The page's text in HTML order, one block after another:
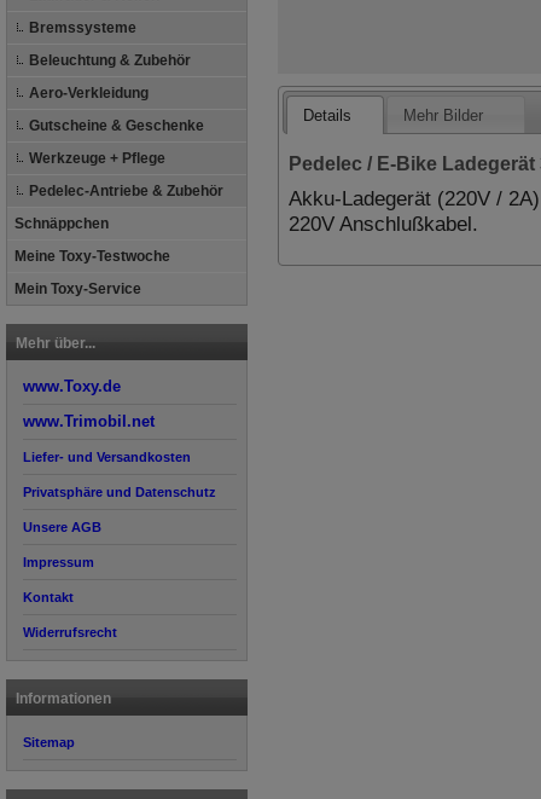
Bremssysteme
Beleuchtung & Zubehör
Aero-Verkleidung
Gutscheine & Geschenke
Werkzeuge + Pflege
Pedelec-Antriebe & Zubehör
Schnäppchen
Meine Toxy-Testwoche
Mein Toxy-Service
Mehr über...
www.Toxy.de
www.Trimobil.net
Liefer- und Versandkosten
Privatsphäre und Datenschutz
Unsere AGB
Impressum
Kontakt
Widerrufsrecht
Informationen
Sitemap
Details Mehr Bilder
Pedelec / E-Bike Ladegerät
Akku-Ladegerät (220V /
220V Anschlußkabel.